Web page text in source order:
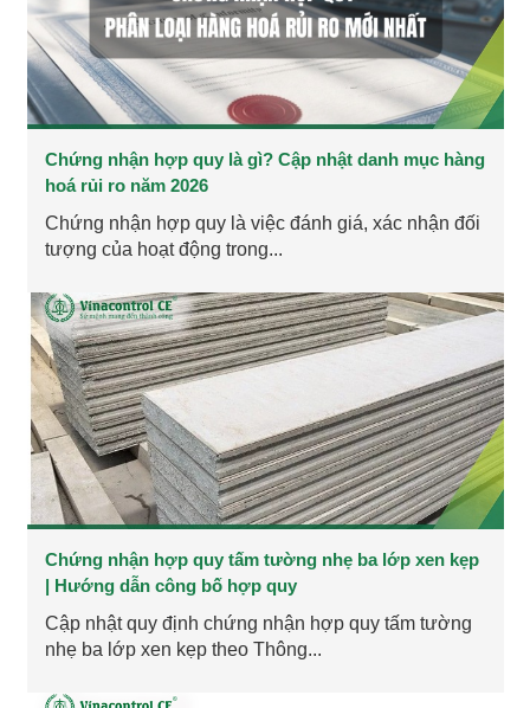
Chứng nhận hợp quy là gì? Cập nhật danh mục hàng
hoá rủi ro năm 2026
Chứng nhận hợp quy là việc đánh giá, xác nhận đối
tượng của hoạt động trong...
Chứng nhận hợp quy tấm tường nhẹ ba lớp xen kẹp
| Hướng dẫn công bố hợp quy
Cập nhật quy định chứng nhận hợp quy tấm tường
nhẹ ba lớp xen kẹp theo Thông...